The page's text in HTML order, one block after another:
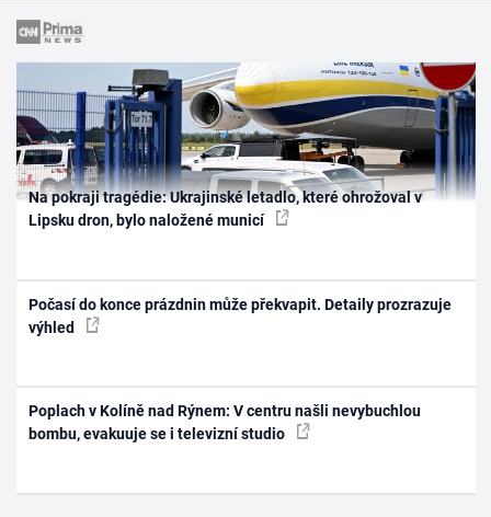
Na pokraji tragédie: Ukrajinské letadlo, které ohrožoval v
Lipsku dron, bylo naložené municí
Počasí do konce prázdnin může překvapit. Detaily prozrazuje
výhled
Poplach v Kolíně nad Rýnem: V centru našli nevybuchlou
bombu, evakuuje se i televizní studio